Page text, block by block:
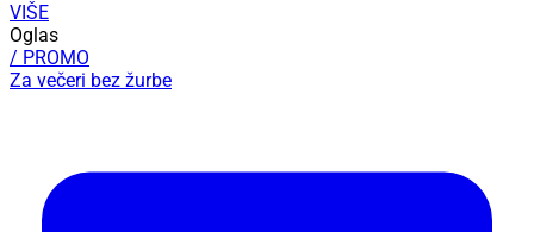
VIŠE
Oglas
/ PROMO
Za večeri bez žurbe